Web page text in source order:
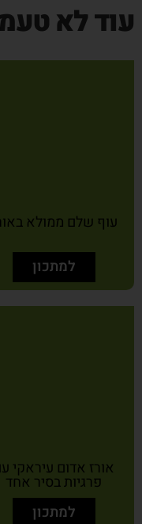
עוד לא
עוף שלם ממולא
למתכון
אורז אדום עיראקי
פרגיות בסיר אחד
למתכון